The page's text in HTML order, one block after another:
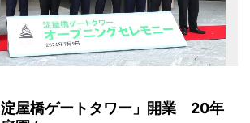
屋橋ゲートタワー」開業 20年